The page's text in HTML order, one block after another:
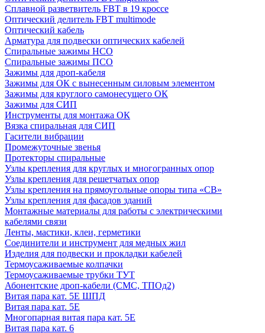
Сплавной разветвитель FBT в 19 кроссе
Оптический делитель FBT multimode
Оптический кабель
Арматура для подвески оптических кабелей
Спиральные зажимы НСО
Спиральные зажимы ПСО
Зажимы для дроп-кабеля
Зажимы для ОК с вынесенным силовым элементом
Зажимы для круглого самонесущего ОК
Зажимы для СИП
Инструменты для монтажа ОК
Вязка спиральная для СИП
Гасители вибрации
Промежуточные звенья
Протекторы спиральные
Узлы крепления для круглых и многогранных опор
Узлы крепления для решетчатых опор
Узлы крепления на прямоугольные опоры типа «СВ»
Узлы крепления для фасадов зданий
Монтажные материалы для работы с электрическими
кабелями связи
Ленты, мастики, клеи, герметики
Соединители и инструмент для медных жил
Изделия для подвески и прокладки кабелей
Термоусаживаемые колпачки
Термоусаживаемые трубки ТУТ
Абонентские дроп-кабели (СМС, ТПОд2)
Витая пара кат. 5Е ШПД
Витая пара кат. 5Е
Многопарная витая пара кат. 5E
Витая пара кат. 6